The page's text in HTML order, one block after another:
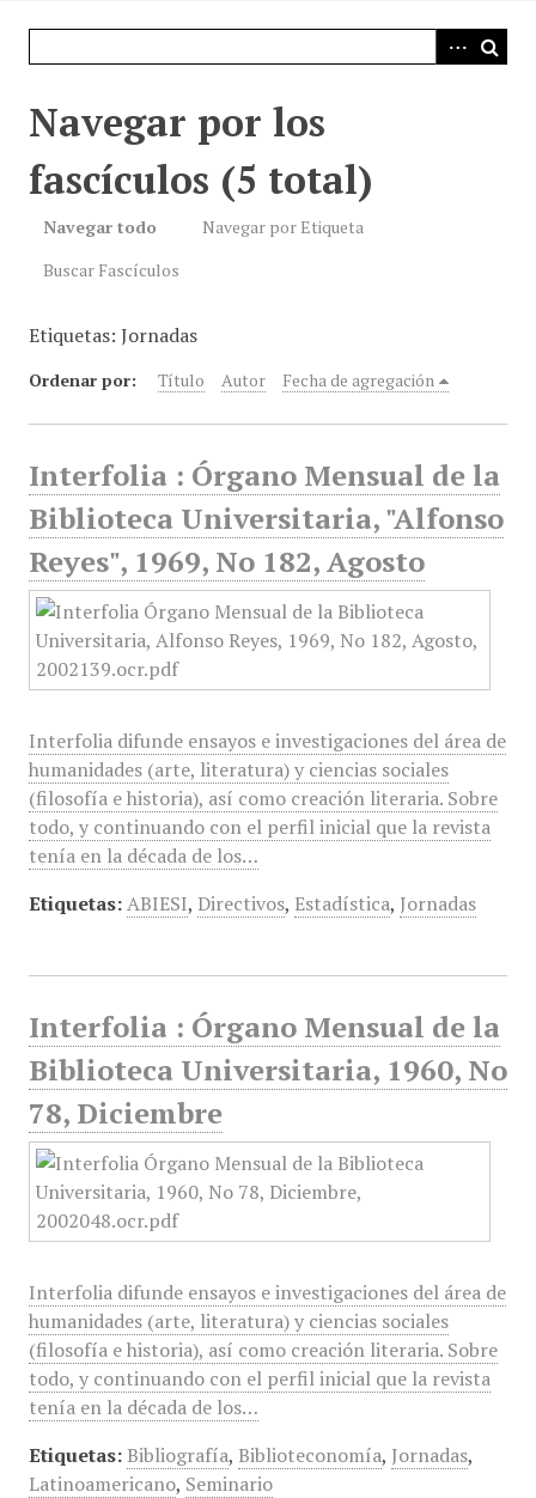
Navegar por los
fascículos (5 total)
Navegar todo
Navegar por Etiqueta
Buscar Fascículos
Etiquetas: Jornadas
Ordenar por: Título Autor Fecha de agregación
Interfolia : Órgano Mensual de la
Biblioteca Universitaria, "Alfonso
Reyes", 1969, No 182, Agosto
Interfolia difunde ensayos e investigaciones del área de
humanidades (arte, literatura) y ciencias sociales
(filosofía e historia), así como creación literaria. Sobre
todo, y continuando con el perfil inicial que la revista
tenía en la década de los…
Etiquetas: ABIESI, Directivos, Estadística, Jornadas
Interfolia : Órgano Mensual de la
Biblioteca Universitaria, 1960, No
78, Diciembre
Interfolia difunde ensayos e investigaciones del área de
humanidades (arte, literatura) y ciencias sociales
(filosofía e historia), así como creación literaria. Sobre
todo, y continuando con el perfil inicial que la revista
tenía en la década de los…
Etiquetas: Bibliografía, Biblioteconomía, Jornadas,
Latinoamericano, Seminario